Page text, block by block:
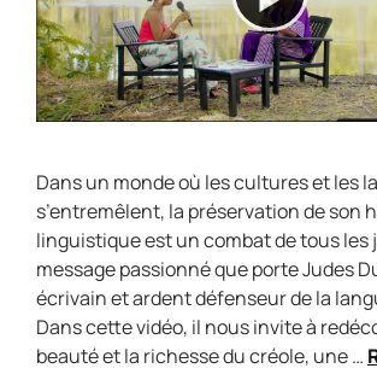
Dans un monde où les cultures et les
s’entremêlent, la préservation de son
linguistique est un combat de tous les
message passionné que porte Judes
écrivain et ardent défenseur de la
Dans cette vidéo, il nous invite à
beauté et la richesse du créole, une …